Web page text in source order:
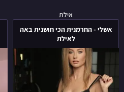
אילת
אשלי - החרמנית הכי חושנית באה
לאילת
אשלי
-
החרמנית
הכי
חושנית
לאילת